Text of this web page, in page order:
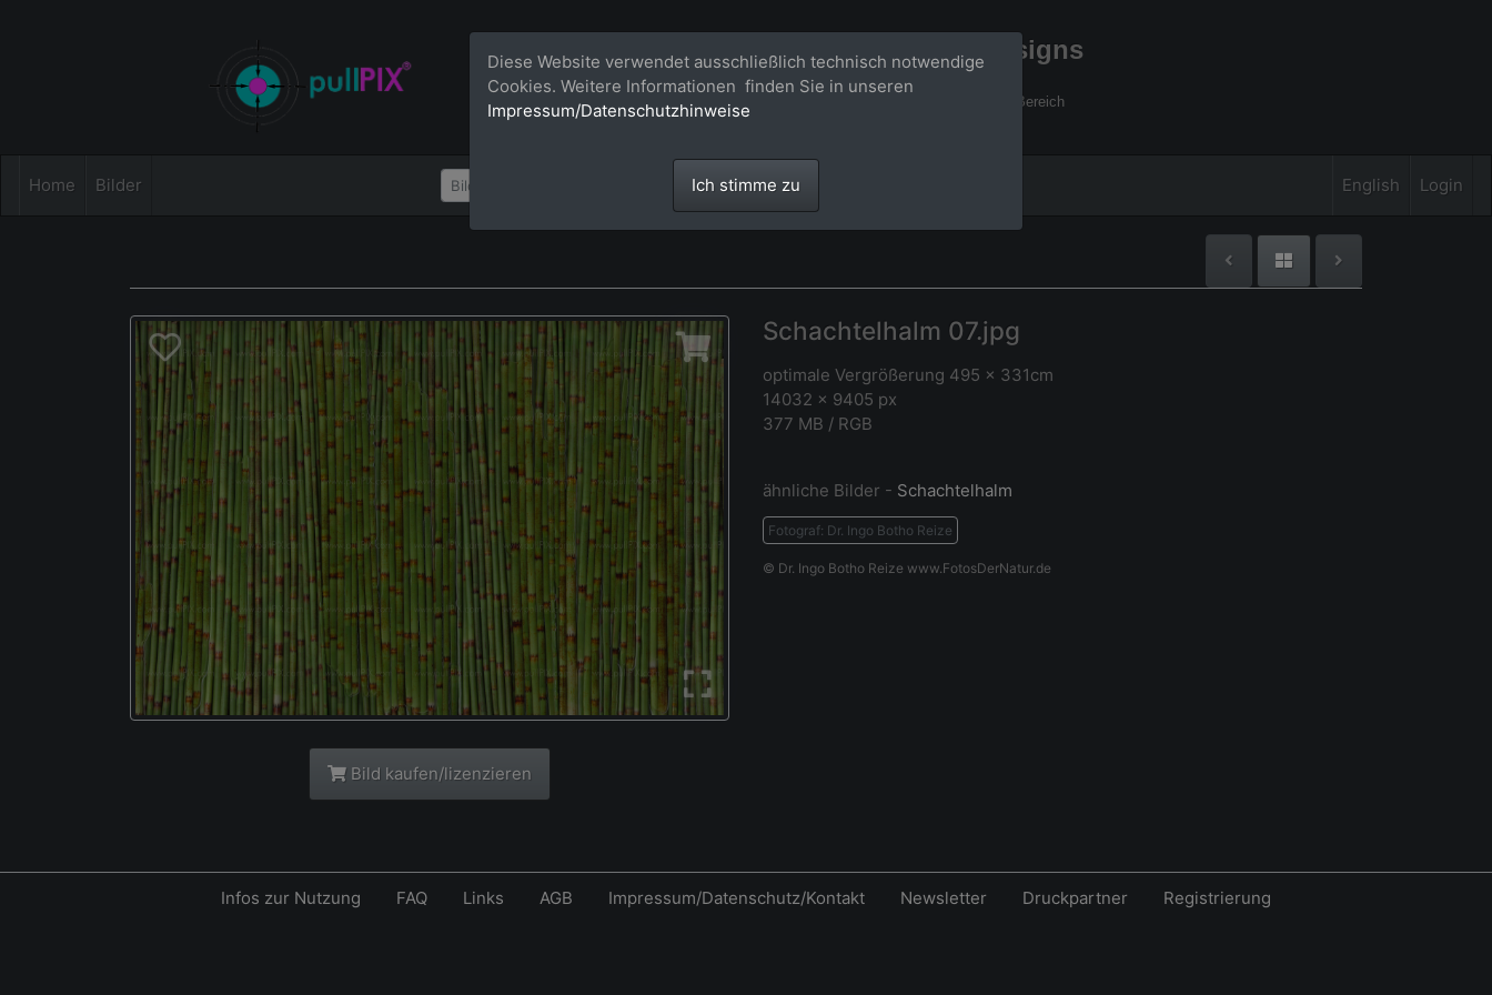
Bildagentur für großformatige Raumdesigns
Großformatige Bilder - über 100 Meter große 'largeformat' Fotos im Gigapixel Bereich
Home Bilder English Login
Bild kaufen/lizenzieren
Schachtelhalm 07.jpg
optimale Vergrößerung 495 x 331cm
14032 × 9405 px
377 MB / RGB
ähnliche Bilder - Schachtelhalm
Fotograf: Dr. Ingo Botho Reize
© Dr. Ingo Botho Reize www.FotosDerNatur.de
Diese Website verwendet ausschließlich technisch notwendige
Cookies. Weitere Informationen finden Sie in unseren
Impressum/Datenschutzhinweise
Ich stimme zu
Infos zur Nutzung FAQ Links AGB Impressum/Datenschutz/Kontakt Newsletter Druckpartner Registrierung